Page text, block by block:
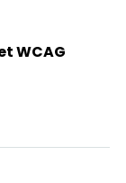
WCAG